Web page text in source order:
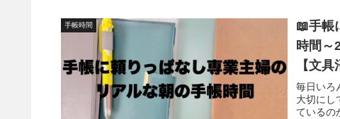
手帳時間
📖手帳
時間～
【文
毎日いろ
大切にし
ているの